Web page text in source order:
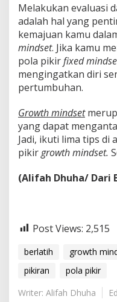
Melakukan evaluasi
adalah hal yang
kemajuan kamu
mindset. Jika kamu
pola pikirfixed
mengingatkan diri
pertumbuhan.
Growth mindset
yang dapat
Jadi, ikuti lima tips di
pikirgrowth mindset.
(Alifah Dhuha/ Dari
Post Views: 2,515
berlatih growth
pikiran
pola pikir
Writer: Alifah Dhuha